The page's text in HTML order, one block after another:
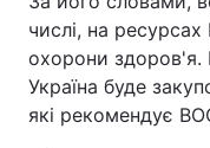
числі, на ресурсах
охорони здоров'я.
Україна буде
які рекомендує